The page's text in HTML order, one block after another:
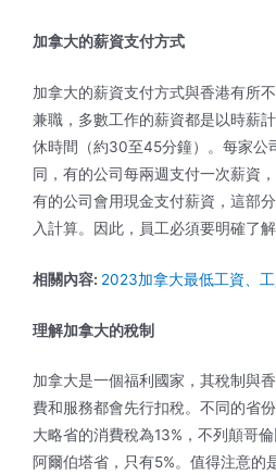
加拿大的薪資支付方式
加拿大的薪資支付方式與香港有所
兼職，多數工作的薪資都是以時薪
休時間（約30至45分鐘）。每家公
同，有的公司每兩週支付一次薪資
有的公司會用現金支付薪資，這部
入計算。因此，員工必須要明確了
相關內容: 2023加拿大最低工資、
理解加拿大的稅制
加拿大是一個福利國家，其稅制與
費和服務都會先行扣稅。不同的省
大略省的消費稅為13%，不列顛哥
阿爾伯塔省，只有5%。值得注意的